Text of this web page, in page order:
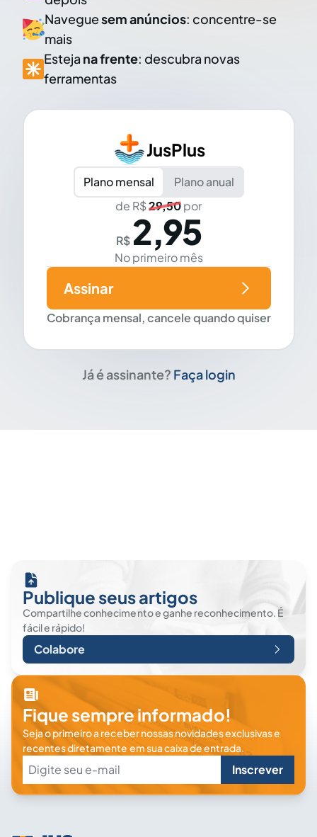
Naveguesem anúncios: concentre-se
mais
Esteja na frente: descubra novas
ferramentas
JusPlus
Plano mensal
Plano anual
de R$29,50por
R$ 2,95
No primeiro mês
Cobrança mensal, cancele quando quiser
Assinar
Já é assinante? Faça login
Publique seus artigos
Compartilhe conhecimento e ganhe reconhecimento. É
fácil e rápido!
Colabore
Fique sempre informado!
Seja o primeiro a receber nossas novidades exclusivas e
recentes diretamente em sua caixa de entrada.
Inscrever